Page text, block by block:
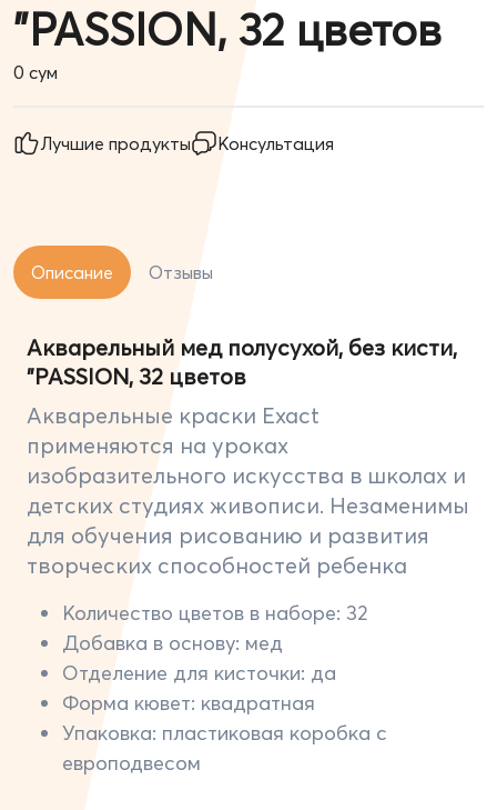
"PASSION, 32 цветов
0 сум
Лучшие продукты Консультация
Описание Отзывы
Акварельный мед полусухой, без кисти,
"PASSION, 32 цветов
Акварельные краски Exact
применяются на уроках
изобразительного искусства в школах и
детских студиях живописи. Незаменимы
для обучения рисованию и развития
творческих способностей ребенка
Количество цветов в наборе: 32
Добавка в основу: мед
Отделение для кисточки: да
Форма кювет: квадратная
Упаковка: пластиковая коробка с
европодвесом